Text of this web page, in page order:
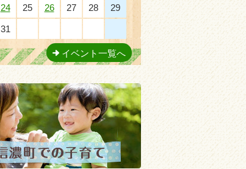
24 25 26 27 28 29
31
イベント一覧へ